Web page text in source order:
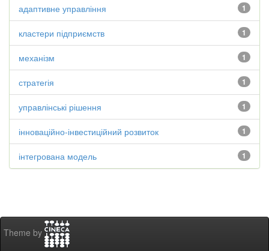
1
адаптивне управління
1
кластери підприємств
1
механізм
1
стратегія
1
управлінські рішення
1
інноваційно-інвестиційний розвиток
1
інтегрована модель
Theme by